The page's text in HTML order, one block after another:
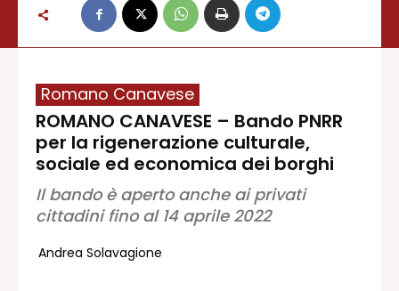
Redazione
Contatti
Lavora con noi
Pubblicità
Autoregolamentazione per la
Romano Canavese
ROMANO CANAVESE – Bando PNRR
per la rigenerazione culturale,
sociale ed economica dei borghi
Il bando è aperto anche ai privati
cittadini fino al 14 aprile 2022
Andrea Solavagione